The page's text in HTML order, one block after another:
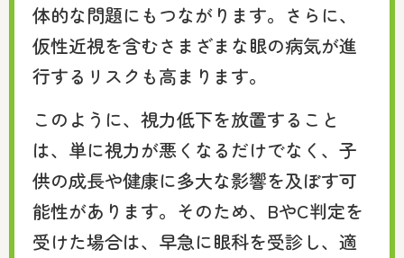
体的な問題にもつながります。さらに、
仮性近視を含むさまざまな眼の病気が進
行するリスクも高まります。
このように、視力低下を放置すること
は、単に視力が悪くなるだけでなく、子
供の成長や健康に多大な影響を及ぼす可
能性があります。そのため、BやC判定を
受けた場合は、早急に眼科を受診し、適